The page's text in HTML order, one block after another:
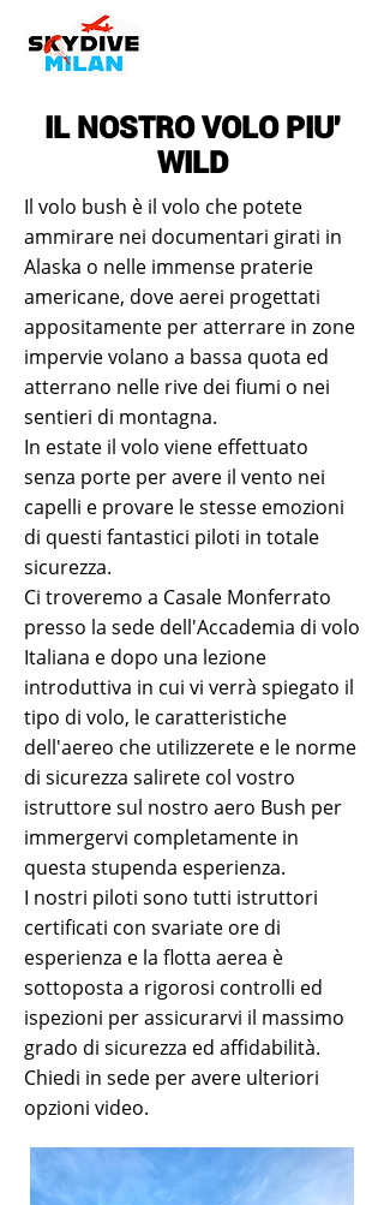
IL NOSTRO VOLO PIU'
WILD
Il volo bush è il volo che potete
ammirare nei documentari girati in
Alaska o nelle immense praterie
americane, dove aerei progettati
appositamente per atterrare in zone
impervie volano a bassa quota ed
atterrano nelle rive dei fiumi o nei
sentieri di montagna.
In estate il volo viene effettuato
senza porte per avere il vento nei
capelli e provare le stesse emozioni
di questi fantastici piloti in totale
sicurezza.
Ci troveremo a Casale Monferrato
presso la sede dell'Accademia di volo
Italiana e dopo una lezione
introduttiva in cui vi verrà spiegato il
tipo di volo, le caratteristiche
dell'aereo che utilizzerete e le norme
di sicurezza salirete col vostro
istruttore sul nostro aero Bush per
immergervi completamente in
questa stupenda esperienza.
I nostri piloti sono tutti istruttori
certificati con svariate ore di
esperienza e la flotta aerea è
sottoposta a rigorosi controlli ed
ispezioni per assicurarvi il massimo
grado di sicurezza ed affidabilità.
Chiedi in sede per avere ulteriori
opzioni video.